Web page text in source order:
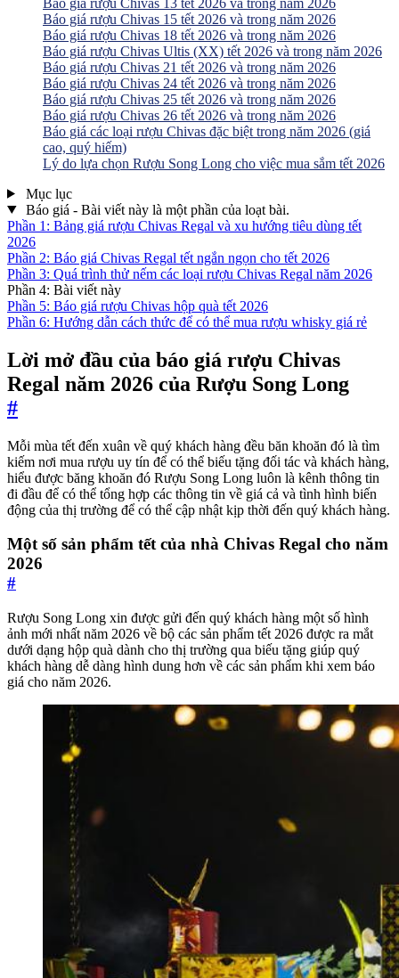
Báo giá rượu Chivas 15 tết 2026 và trong năm 2026
Báo giá rượu Chivas 18 tết 2026 và trong năm 2026
Báo giá rượu Chivas Ultis (XX) tết 2026 và trong năm 2026
Báo giá rượu Chivas 21 tết 2026 và trong năm 2026
Báo giá rượu Chivas 24 tết 2026 và trong năm 2026
Báo giá rượu Chivas 25 tết 2026 và trong năm 2026
Báo giá rượu Chivas 26 tết 2026 và trong năm 2026
Báo giá các loại rượu Chivas đặc biệt trong năm 2026 (giá
cao, quý hiếm)
Lý do lựa chọn Rượu Song Long cho việc mua sắm tết 2026
Mục lục
Báo giá - Bài viết này là một phần của loạt bài.
Phần 1: Bảng giá rượu Chivas Regal và xu hướng tiêu dùng tết
2026
Phần 2: Báo giá Chivas Regal tết ngắn ngọn cho tết 2026
Phần 3: Quá trình thử nếm các loại rượu Chivas Regal năm 2026
Phần 4: Bài viết này
Phần 5: Báo giá rượu Chivas hộp quà tết 2026
Phần 6: Hướng dẫn cách thức để có thể mua rượu whisky giá rẻ
Lời mở đầu của báo giá rượu Chivas
Regal năm 2026 của Rượu Song Long
#
Mỗi mùa tết đến xuân về quý khách hàng đều băn khoăn đó là tìm
kiếm nơi mua rượu uy tín để có thể biếu tặng đối tác và khách hàng,
hiểu được băng khoăn đó Rượu Song Long luôn là kênh thông tin
đi đầu để có thể tổng hợp các thông tin về giá cả và tình hình biến
động của thị trường để có thể cập nhật kịp thời đến quý khách hàng.
Một số sản phẩm tết của nhà Chivas Regal cho năm
2026
#
Rượu Song Long xin được gửi đến quý khách hàng một số hình
ảnh mới nhất năm 2026 về bộ các sản phẩm tết 2026 được ra mắt
dưới dạng hộp quà dành cho thị trường qua biếu tặng giúp quý
khách hàng dễ dàng hình dung hơn về các sản phẩm khi xem báo
giá cho năm 2026.